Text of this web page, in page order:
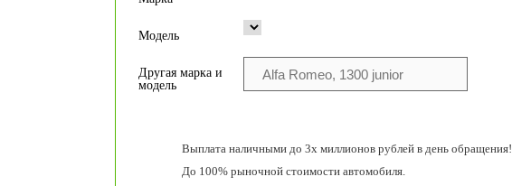
Модель
Другая марка и
модель
Выплата наличными до 3х миллионов рублей в день обращения!
До 100% рыночной стоимости автомобиля.